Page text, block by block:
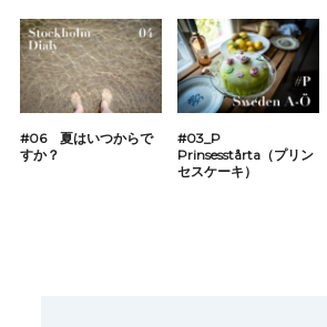
#06 夏はいつからで
すか？
#03_P
Prinsesstårta（プリン
セスケーキ）